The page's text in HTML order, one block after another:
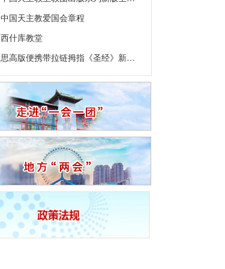
中国天主教爱国会章程
西什库教堂
思高版便携带拉链拇指《圣经》新…